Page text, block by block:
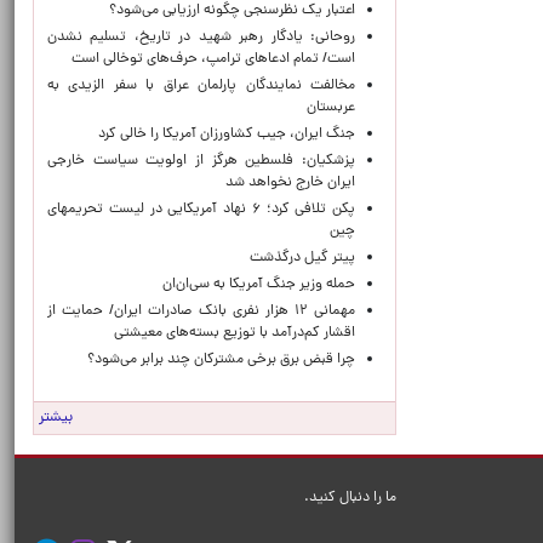
اعتبار یک نظرسنجی چگونه ارزیابی می‌شود؟
روحانی: یادگار رهبر شهید در تاریخ، تسلیم نشدن
است/ تمام ادعاهای ترامپ، حرف‌های توخالی است
مخالفت نمایندگان پارلمان عراق با سفر الزیدی به
عربستان
جنگ ایران، جیب کشاورزان آمریکا را خالی کرد
پزشکیان: فلسطین هرگز از اولویت سیاست خارجی
ایران خارج نخواهد شد
پکن تلافی کرد؛ ۶ نهاد آمریکایی در لیست تحریمهای
چین
پیتر گیل درگذشت
حمله وزیر جنگ آمریکا به سی‌ان‌ان
مهمانی ۱۲ هزار نفری بانک صادرات ایران/ حمایت از
اقشار کم‌درآمد با توزیع بسته‌های معیشتی
چرا قبض برق برخی مشترکان چند برابر می‌شود؟
بیشتر
ما را دنبال کنید.